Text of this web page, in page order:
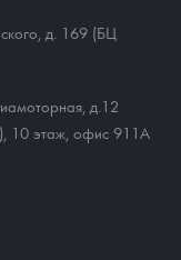
д. 169 (БЦ
д.12
10 этаж, офис 911А